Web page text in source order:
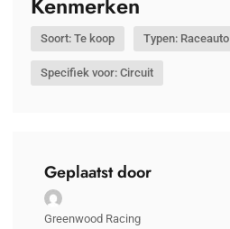
Kenmerken
Soort: Te koop Typen: Raceauto
Specifiek voor: Circuit
Geplaatst door
Greenwood Racing